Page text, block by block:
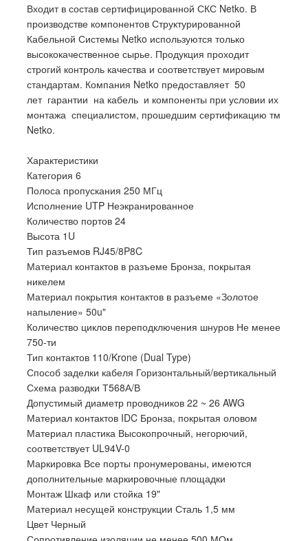
Входит в состав сертифицированной СКС Netko. В
производстве компонентов Структурированной
Кабельной Системы Netko используются только
высококачественное сырье. Продукция проходит
строгий контроль качества и соответствует мировым
стандартам. Компания Netko предоставляет 50
лет гарантии на кабель и компоненты при условии их
монтажа специалистом, прошедшим сертификацию тм
Netko.
Характеристики
Категория 6
Полоса пропускания 250 МГц
Исполнение UTP Неэкранированное
Количество портов 24
Высота 1U
Тип разъемов RJ45/8P8C
Материал контактов в разъеме Бронза, покрытая
никелем
Материал покрытия контактов в разъеме «Золотое
напыление» 50u"
Количество циклов переподключения шнуров Не менее
750-ти
Тип контактов 110/Krone (Dual Type)
Способ заделки кабеля Горизонтальный/вертикальный
Схема разводки Т568А/В
Допустимый диаметр проводников 22 ~ 26 AWG
Материал контактов IDC Бронза, покрытая оловом
Материал пластика Высокопрочный, негорючий,
соответствует UL94V-0
Маркировка Все порты пронумерованы, имеются
дополнительные маркировочные площадки
Монтаж Шкаф или стойка 19"
Материал несущей конструкции Сталь 1,5 мм
Цвет Черный